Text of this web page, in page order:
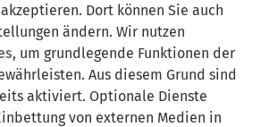
Dort können Sie auch
ändern. Wir nutzen
, um grundlegende Funktionen der
Aus diesem Grund sind
aktiviert. Optionale Dienste
von externen Medien in